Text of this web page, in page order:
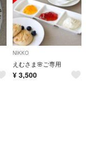
NIKKO
えむさま🌸ご専用
¥ 3,500